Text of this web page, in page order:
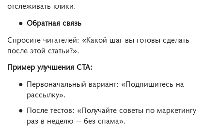
отслеживать клики.
Обратная связь
Спросите читателей: «Какой шаг вы готовы сделать
после этой статьи?».
Пример улучшения CTA:
Первоначальный вариант: «Подпишитесь на
рассылку».
После тестов: «Получайте советы по маркетингу
раз в неделю — без спама».